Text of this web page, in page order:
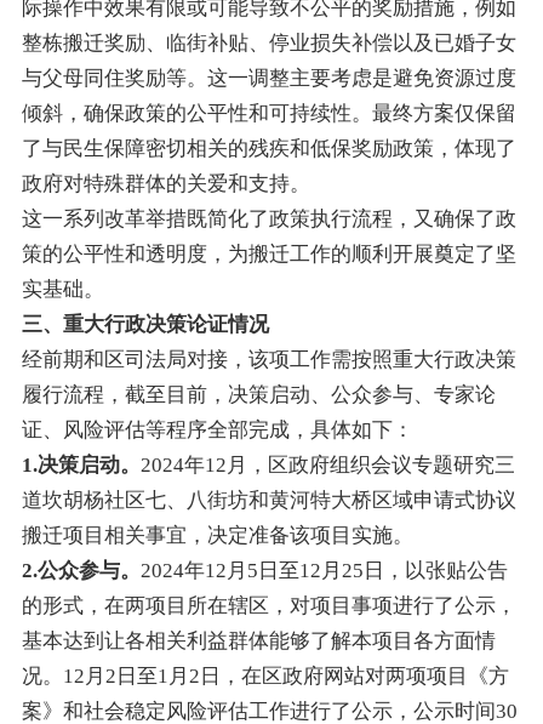
际操作中效果有限或可能导致不公平的奖励措施，例如
整栋搬迁奖励、临街补贴、停业损失补偿以及已婚子女
与父母同住奖励等。这一调整主要考虑是避免资源过度
倾斜，确保政策的公平性和可持续性。最终方案仅保留
了与民生保障密切相关的残疾和低保奖励政策，体现了
政府对特殊群体的关爱和支持。
这一系列改革举措既简化了政策执行流程，又确保了政
策的公平性和透明度，为搬迁工作的顺利开展奠定了坚
实基础。
三、重大行政决策论证情况
经前期和区司法局对接，该项工作需按照重大行政决策
履行流程，截至目前，决策启动、公众参与、专家论
证、风险评估等程序全部完成，具体如下：
1.决策启动。 2024年12月，区政府组织会议专题研究三
道坎胡杨社区七、八街坊和黄河特大桥区域申请式协议
搬迁项目相关事宜，决定准备该项目实施。
2.公众参与。 2024年12月5日至12月25日，以张贴公告
的形式，在两项目所在辖区，对项目事项进行了公示，
基本达到让各相关利益群体能够了解本项目各方面情
况。12月2日至1月2日，在区政府网站对两项项目《方
案》和社会稳定风险评估工作进行了公示，公示时间30